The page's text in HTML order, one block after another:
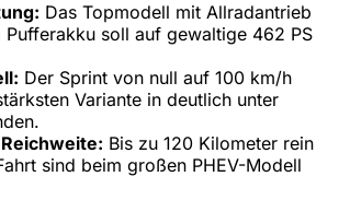
Das Topmodell mit Allradantrieb
Pufferakku soll auf gewaltige 462 PS
Der Sprint von null auf 100 km/h
Variante in deutlich unter
Bis zu 120 Kilometer rein
sind beim großen PHEV-Modell